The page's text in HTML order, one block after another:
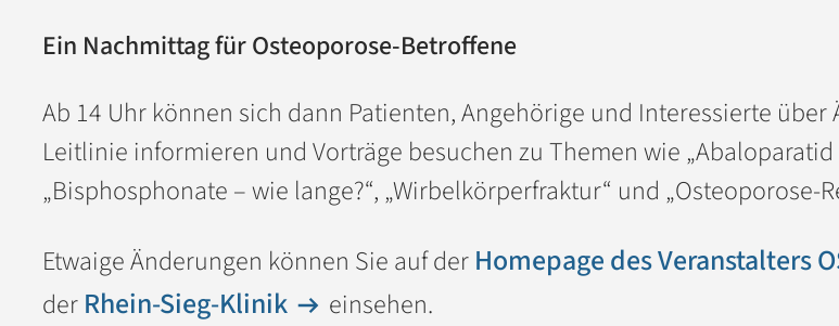
Ein Nachmittag für Osteoporose-Betroffene
Ab 14 Uhr können sich dann Patienten, Angehörige und Interessierte über
Leitlinie informieren und Vorträge besuchen zu Themen wie
„Bisphosphonate – wie lange?“, „Wirbelkörperfraktur“ und „Osteoporose-
Etwaige Änderungen können Sie auf der Homepage des Veranstalters
der Rhein-Sieg-Klinik einsehen.